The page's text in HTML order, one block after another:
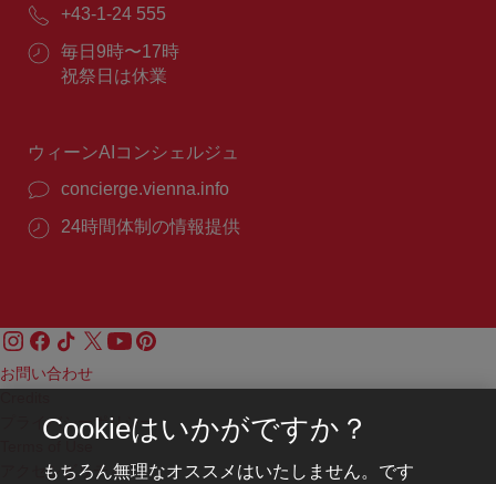
ー
ル：
電
番
号：
+43-1-24 555
営
業
毎日9時〜17時
祝祭日は休業
ウィーンAIコンシェルジュ
concierge.vienna.info
24時間体制の情報提供
お問い合わせ
プライバシーポリシー
アクセシビリティ
Cookieはいかがですか？
もちろん無理なオススメはいたしません。です